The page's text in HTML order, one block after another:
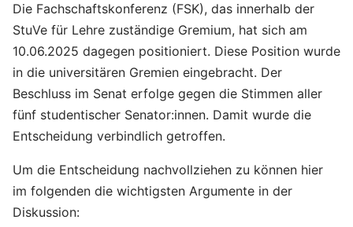
Die Fachschaftskonferenz (FSK), das innerhalb der
StuVe für Lehre zuständige Gremium, hat sich am
10.06.2025 dagegen positioniert. Diese Position wurde
in die universitären Gremien eingebracht. Der
Beschluss im Senat erfolge gegen die Stimmen aller
fünf studentischer Senator:innen. Damit wurde die
Entscheidung verbindlich getroffen.
Um die Entscheidung nachvollziehen zu können hier
im folgenden die wichtigsten Argumente in der
Diskussion: